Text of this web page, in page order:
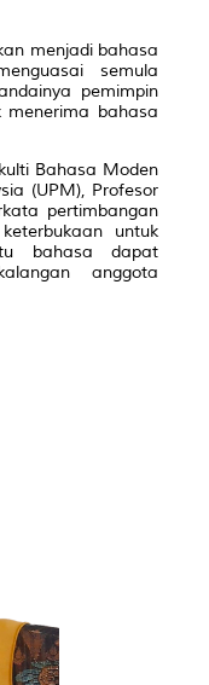
menjadi bahasa
semula
pemimpin
menerima bahasa
Bahasa Moden
(UPM), Profesor
pertimbangan
untuk
bahasa dapat
anggota